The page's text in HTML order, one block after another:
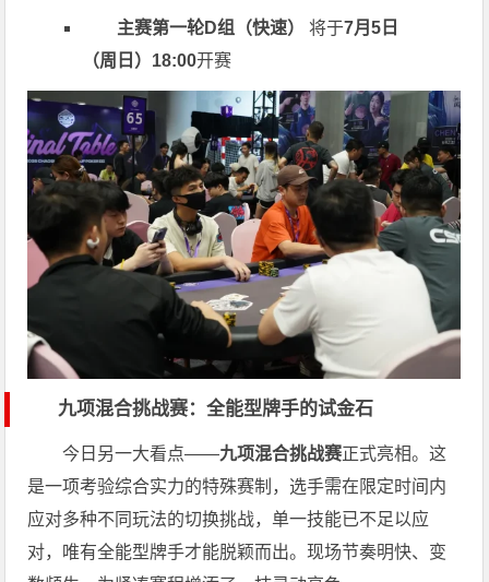
主赛第一轮D组（快速） 将于7月5日
（周日）18:00开赛
九项混合挑战赛：全能型牌手的试金石
今日另一大看点——九项混合挑战赛正式亮相。这
是一项考验综合实力的特殊赛制，选手需在限定时间内
应对多种不同玩法的切换挑战，单一技能已不足以应
对，唯有全能型牌手才能脱颖而出。现场节奏明快、变